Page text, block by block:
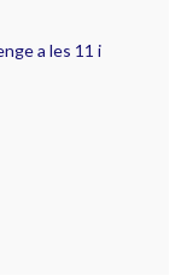
a les 11 i